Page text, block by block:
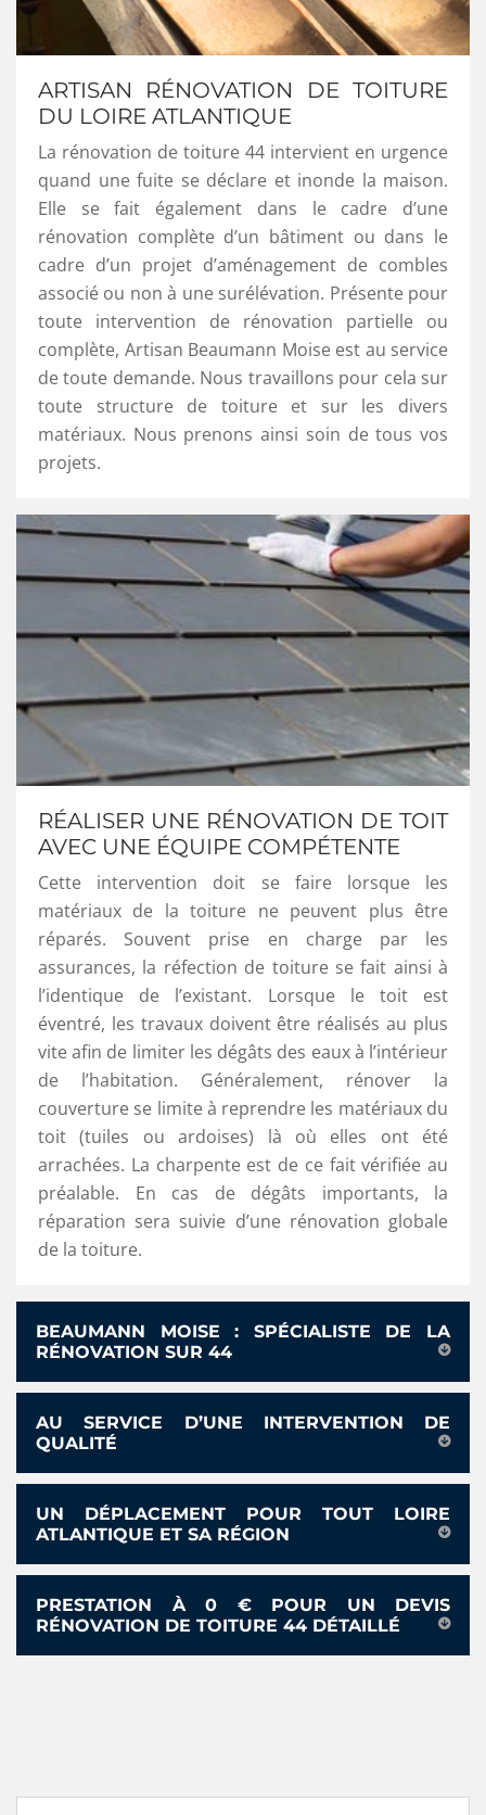
ARTISAN RÉNOVATION DE TOITURE
DU LOIRE ATLANTIQUE
La rénovation de toiture 44 intervient en urgence
quand une fuite se déclare et inonde la maison.
Elle se fait également dans le cadre d’une
rénovation complète d’un bâtiment ou dans le
cadre d’un projet d’aménagement de combles
associé ou non à une surélévation. Présente pour
toute intervention de rénovation partielle ou
complète, Artisan Beaumann Moise est au service
de toute demande. Nous travaillons pour cela sur
toute structure de toiture et sur les divers
matériaux. Nous prenons ainsi soin de tous vos
projets.
RÉALISER UNE RÉNOVATION DE TOIT
AVEC UNE ÉQUIPE COMPÉTENTE
Cette intervention doit se faire lorsque les
matériaux de la toiture ne peuvent plus être
réparés. Souvent prise en charge par les
assurances, la réfection de toiture se fait ainsi à
l’identique de l’existant. Lorsque le toit est
éventré, les travaux doivent être réalisés au plus
vite afin de limiter les dégâts des eaux à l’intérieur
de l’habitation. Généralement, rénover la
couverture se limite à reprendre les matériaux du
toit (tuiles ou ardoises) là où elles ont été
arrachées. La charpente est de ce fait vérifiée au
préalable. En cas de dégâts importants, la
réparation sera suivie d’une rénovation globale
de la toiture.
BEAUMANN MOISE : SPÉCIALISTE DE LA
RÉNOVATION SUR 44
AU SERVICE D’UNE INTERVENTION DE
QUALITÉ
UN DÉPLACEMENT POUR TOUT LOIRE
ATLANTIQUE ET SA RÉGION
PRESTATION À 0 € POUR UN DEVIS
RÉNOVATION DE TOITURE 44 DÉTAILLÉ